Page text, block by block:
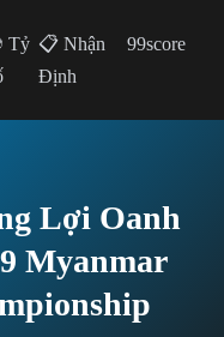
Tỷ 📋 Nhận
Định
99score
Lợi Oanh
Myanmar